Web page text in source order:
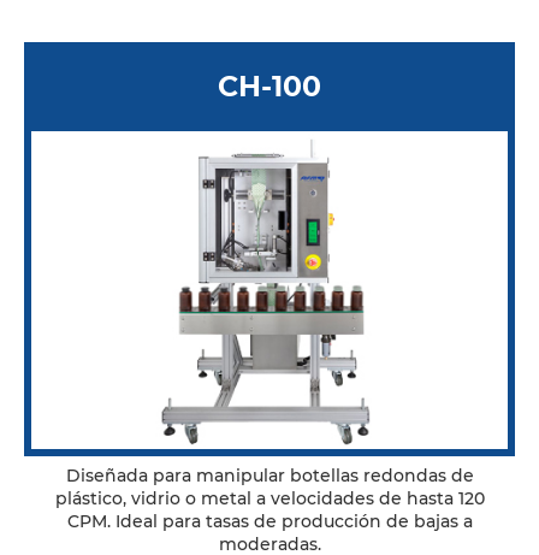
CH-100
Diseñada para manipular botellas redondas de
plástico, vidrio o metal a velocidades de hasta 120
CPM. Ideal para tasas de producción de bajas a
moderadas.